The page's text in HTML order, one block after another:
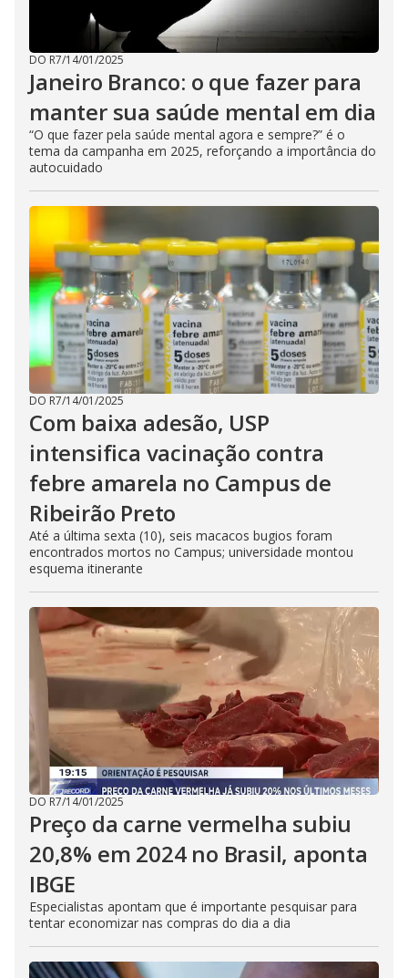
DO R7/14/01/2025
Janeiro Branco: o que fazer para
manter sua saúde mental em dia
“O que fazer pela saúde mental agora e sempre?” é o
tema da campanha em 2025, reforçando a importância do
autocuidado
DO R7/14/01/2025
Com baixa adesão, USP
intensifica vacinação contra
febre amarela no Campus de
Ribeirão Preto
Até a última sexta (10), seis macacos bugios foram
encontrados mortos no Campus; universidade montou
esquema itinerante
DO R7/14/01/2025
Preço da carne vermelha subiu
20,8% em 2024 no Brasil, aponta
IBGE
Especialistas apontam que é importante pesquisar para
tentar economizar nas compras do dia a dia